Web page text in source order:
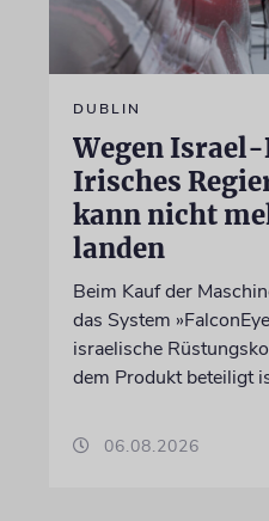
DUBLIN
Wegen
Irisches
kann nicht
landen
Beim Kauf der
das System
israelische
dem Produkt beteiligt
06.08.2026